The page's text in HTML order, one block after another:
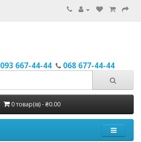
093 667-44-44 068 677-44-44
0 товар(ів) - ₴0.00